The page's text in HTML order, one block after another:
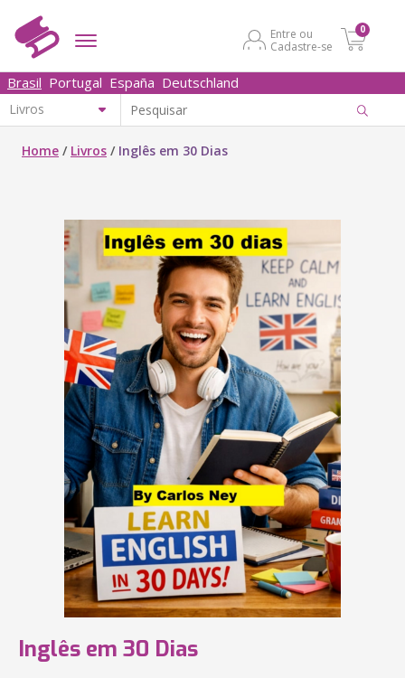
Entre ou
Cadastre-se
0
Brasil Portugal España Deutschland
Home / Livros / Inglês em 30 Dias
Inglês em 30 Dias